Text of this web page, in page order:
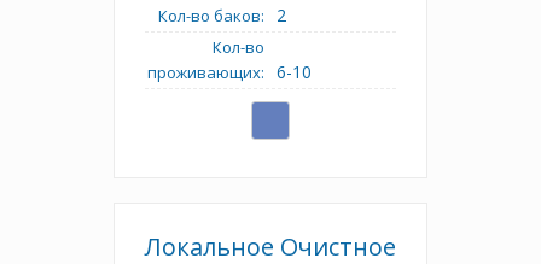
Кол-во баков: 2
Кол-во
проживающих:
6-10
Локальное Очистное